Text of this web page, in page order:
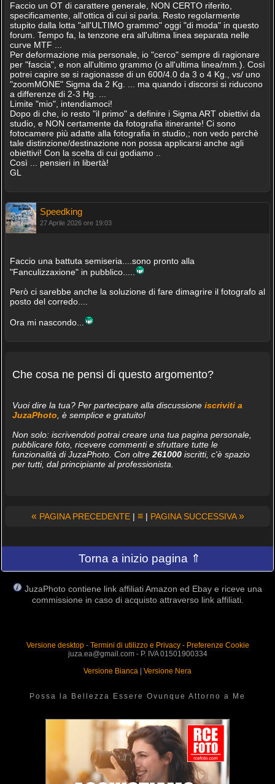
Faccio un OT di carattere generale, NON CERTO riferito,
specificamente, all'ottica di cui si parla. Resto regolarmente
stupito dalla lotta "all'ULTIMO grammo" oggi "di moda" in questo
forum. Tempo fa, la tenzone era all'ultima linea separata nelle
curve MTF ...
Per deformazione mia personale, io "cerco" sempre di ragionare
per "fascia", e non all'ultimo grammo (o all'ultima linea/mm.). Così
potrei capire se si ragionasse di un 600/4.0 da 3 o 4 Kg., vs/ uno
"zoomMONE" Sigma da 2 Kg. ... ma quando i discorsi si riducono
a differenze di 2-3 Hg. ...
Limite "mio", intendiamoci!
Dopo di che, io resto "il primo" a definire i Sigma ART obiettivi da
studio, e NON certamente da fotografia itinerante! Ci sono
fotocamere più adatte alla fotografia in studio,; non vedo perchè
tale distinzione/destinazione non possa applicarsi anche agli
obiettivi! Con la scelta di cui godiamo ..
Così ... pensieri in libertà!
GL
Speedking
27 Aprile 2026 ore 19:03
Faccio una battuta semiseria....sono pronto alla
"Fanculizzaxione" in pubblico.....
Però ci sarebbe anche la soluzione di fare dimagrire il fotografo al
posto del corredo....
Ora mi nascondo...
Che cosa ne pensi di questo argomento?
Vuoi dire la tua? Per partecipare alla discussione iscriviti a
JuzaPhoto , è semplice e gratuito!
Non solo: iscrivendoti potrai creare una tua pagina personale,
pubblicare foto, ricevere commenti e sfruttare tutte le
funzionalità di JuzaPhoto. Con oltre 261000iscritti, c'è spazio
per tutti, dal principiante al professionista.
« PAGINA PRECEDENTE| ≡| PAGINA SUCCESSIVA»
Torna a inizio pagina ⇑
JuzaPhoto contiene link affiliati Amazon ed Ebay e riceve una
commissione in caso di acquisto attraverso link affiliati.
Versione desktop- Termini di utilizzo e Privacy- Preferenze Cookie
juza.ea@gmail.com - P. IVA 01501900334
Versione Bianca | Versione Nera
Possa la Bellezza Essere Ovunque Attorno a Me